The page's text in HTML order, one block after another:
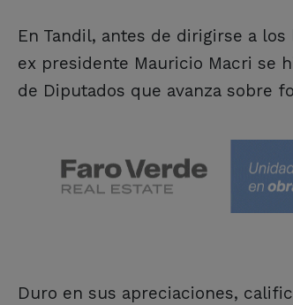
En Tandil, antes de dirigirse a
ex presidente Mauricio Macri se
de Diputados que avanza sobre
Duro en sus apreciaciones,